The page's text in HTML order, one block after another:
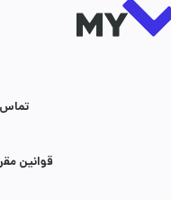
تماس
قوانین